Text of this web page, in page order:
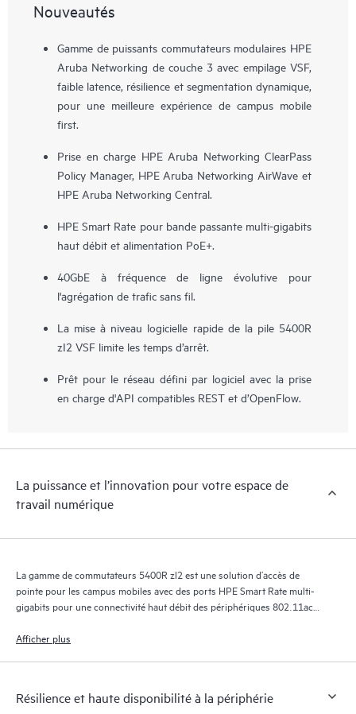
Nouveautés
Gamme de puissants commutateurs modulaires HPE
Aruba Networking de couche 3 avec empilage VSF,
faible latence, résilience et segmentation dynamique,
pour une meilleure expérience de campus mobile
first.
Prise en charge HPE Aruba Networking ClearPass
Policy Manager, HPE Aruba Networking AirWave et
HPE Aruba Networking Central.
HPE Smart Rate pour bande passante multi-gigabits
haut débit et alimentation PoE+.
40GbE à fréquence de ligne évolutive pour
l'agrégation de trafic sans fil.
La mise à niveau logicielle rapide de la pile 5400R
zI2 VSF limite les temps d’arrêt.
Prêt pour le réseau défini par logiciel avec la prise
en charge d'API compatibles REST et d’OpenFlow.
La puissance et l’innovation pour votre espace de
travail numérique
La gamme de commutateurs 5400R zl2 est une solution d’accès de
pointe pour les campus mobiles avec des ports HPE Smart Rate multi-
gigabits pour une connectivité haut débit des périphériques 802.11ac
qu’une flexibilité, une sécurité et une évolutivité réelles aux
Afficher plus
Résilience et haute disponibilité à la périphérie